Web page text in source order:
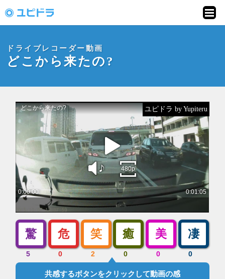
ピドラ」
ドライブレコーダー動画
どこから来たの?
ユピドラ by Yupiteru
驚
5
危
0
笑
2
癒
0
美
0
凄
0
共感するボタンをクリックして動画の感